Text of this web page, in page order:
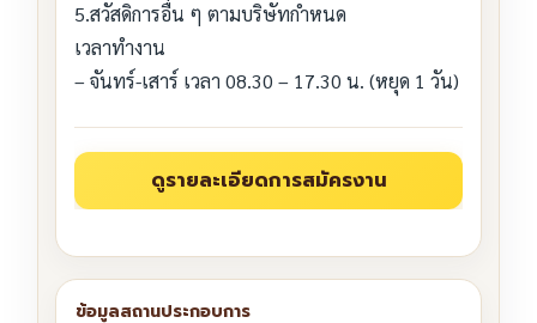
5.สวัสดิการอื่น ๆ ตามบริษัทกำหนด
เวลาทำงาน
– จันทร์-เสาร์ เวลา 08.30 – 17.30 น. (หยุด 1 วัน)